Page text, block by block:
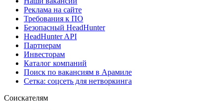
Реклама на сайте
Требования к ПО
Безопасный HeadHunter
HeadHunter API
Партнерам
Инвесторам
Каталог компаний
Поиск по вакансиям в Арамиле
Сетка: соцсеть для нетворкинга
Соискателям